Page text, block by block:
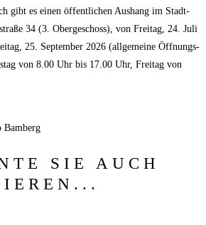
gibt es einen öffent­li­chen Aus­hang im Stadt­
34 (3. Ober­ge­schoss), von Frei­tag, 24. Juli
25. Sep­tem­ber 2026 (all­ge­mei­ne Öff­nungs­
von 8.00 Uhr bis 17.00 Uhr, Frei­tag von
Bamberg
SIE AUCH